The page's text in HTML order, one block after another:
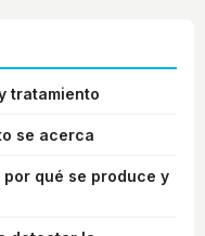
tratamiento
se acerca
qué se produce y